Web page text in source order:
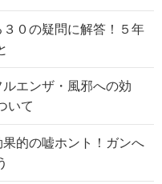
０の疑問に解答！５年
エンザ・風邪への効
いて
的の嘘ホント！ガンへ